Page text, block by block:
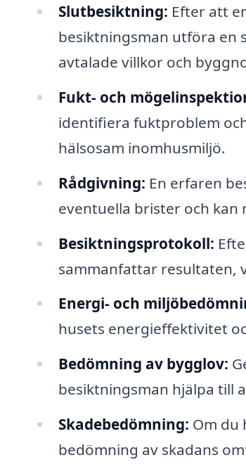
Slutbesiktning: Efter att
besiktningsman utföra en
avtalade villkor och
Fukt- och
identifiera fuktproblem
hälsosam inomhusmiljö.
Rådgivning: En erfaren
eventuella brister och
Besiktningsprotokoll:
sammanfattar resultaten,
Energi- och
husets energieffektivitet
Bedömning av bygglov:
besiktningsman hjälpa till
Skadebedömning: Om du
bedömning av skadans